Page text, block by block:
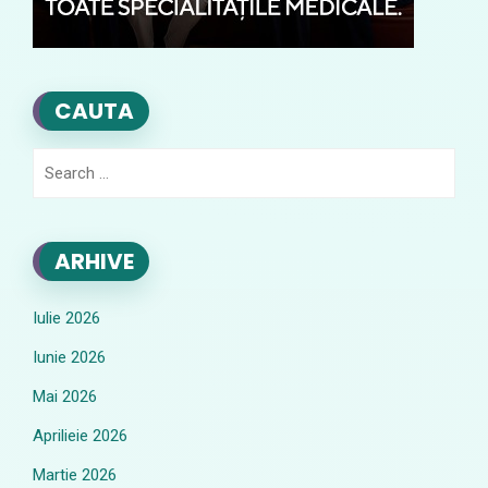
CAUTA
ARHIVE
Iulie 2026
Iunie 2026
Mai 2026
Aprilieie 2026
Martie 2026